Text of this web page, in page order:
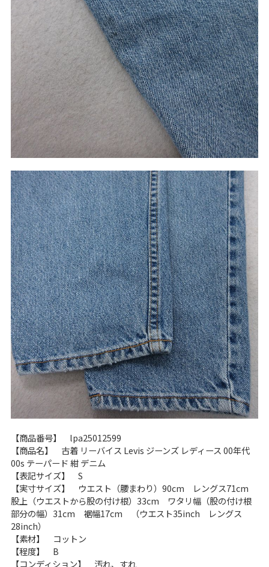
【商品番号】 lpa25012599
【商品名】 古着 リーバイス Levis ジーンズ レディース 00年代
00s テーパード 紺 デニム
【表記サイズ】 S
【実寸サイズ】 ウエスト（腰まわり）90cm レングス71cm
股上（ウエストから股の付け根）33cm ワタリ幅（股の付け根
部分の幅）31cm 裾幅17cm （ウエスト35inch レングス
28inch）
【素材】 コットン
【程度】 B
【コンディション】 汚れ、すれ